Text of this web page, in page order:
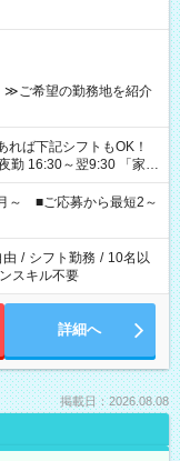
≫ご希望の勤務地を紹介
～翌9:30 「家族
飯の準備がしたい」
ご希望を教えてください
で週40時間を超える場
～ ■ご応募から最短2～
由 / シフト勤務 / 10名以
スキル不要
詳細へ
掲載日：2026.08.08